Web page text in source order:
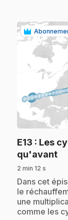
play_circle
E13 : Les
qu'avant.
2 min 12 s
.Dans cet
le
une
comme les